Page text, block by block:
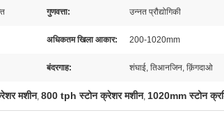
गुणवत्ता: उन्नत प्रौद्योगिकी
अधिकतम खिला आकार: 200-1020mm
बंदरगाह: शंघाई, तिआनजिन, क़िंगदाओ
मशीन, 800 tph स्टोन क्रेशर मशीन, 1020mm स्टोन